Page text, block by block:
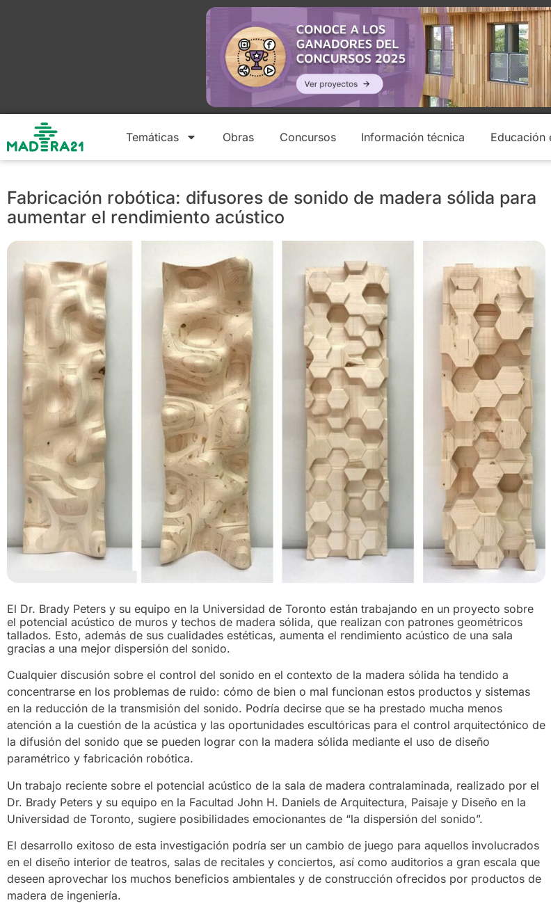
Temáticas Obras Concursos Información técnica Educación
Fabricación robótica: difusores de sonido de madera sólida para
aumentar el rendimiento acústico
El Dr. Brady Peters y su equipo en la Universidad de Toronto están trabajando en un proyecto sobre
el potencial acústico de muros y techos de madera sólida, que realizan con patrones geométricos
tallados. Esto, además de sus cualidades estéticas, aumenta el rendimiento acústico de una sala
gracias a una mejor dispersión del sonido.
Cualquier discusión sobre el control del sonido en el contexto de la madera sólida ha tendido a
concentrarse en los problemas de ruido: cómo de bien o mal funcionan estos productos y sistemas
en la reducción de la transmisión del sonido. Podría decirse que se ha prestado mucha menos
atención a la cuestión de la acústica y las oportunidades escultóricas para el control arquitectónico de
la difusión del sonido que se pueden lograr con la madera sólida mediante el uso de diseño
paramétrico y fabricación robótica.
Un trabajo reciente sobre el potencial acústico de la sala de madera contralaminada, realizado por el
Dr. Brady Peters y su equipo en la Facultad John H. Daniels de Arquitectura, Paisaje y Diseño en la
Universidad de Toronto, sugiere posibilidades emocionantes de “la dispersión del sonido”.
El desarrollo exitoso de esta investigación podría ser un cambio de juego para aquellos involucrados
en el diseño interior de teatros, salas de recitales y conciertos, así como auditorios a gran escala que
deseen aprovechar los muchos beneficios ambientales y de construcción ofrecidos por productos de
madera de ingeniería.